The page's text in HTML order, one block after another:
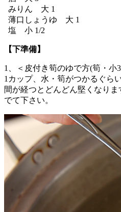
みりん 大 1
薄口しょうゆ 大 1
塩 小 1/2
【下準備】
1、＜皮付き筍のゆで方(筍・小
1カップ、水・筍がつかるぐら
間が経つとどんどん堅くなり
でて下さい。